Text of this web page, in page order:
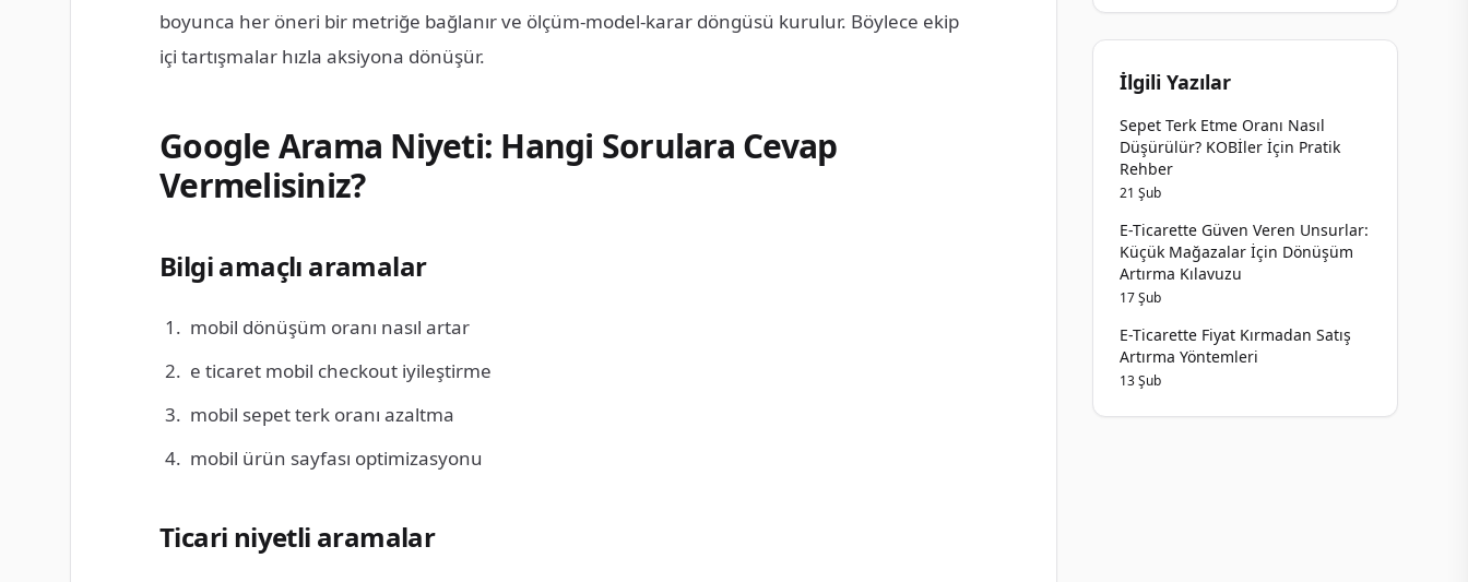
boyunca her öneri bir metriğe bağlanır ve ölçüm-model-karar döngüsü kurulur. Böylece ekip
içi tartışmalar hızla aksiyona dönüşür.
Google Arama Niyeti: Hangi Sorulara Cevap
Vermelisiniz?
Bilgi amaçlı aramalar
mobil dönüşüm oranı nasıl artar
e ticaret mobil checkout iyileştirme
mobil sepet terk oranı azaltma
mobil ürün sayfası optimizasyonu
Ticari niyetli aramalar
İlgili Yazılar
Sepet Terk Etme Oranı Nasıl
Düşürülür? KOBİler İçin Pratik
Rehber
21 Şub
E-Ticarette Güven Veren Unsurlar:
Küçük Mağazalar İçin Dönüşüm
Artırma Kılavuzu
17 Şub
E-Ticarette Fiyat Kırmadan Satış
Artırma Yöntemleri
13 Şub